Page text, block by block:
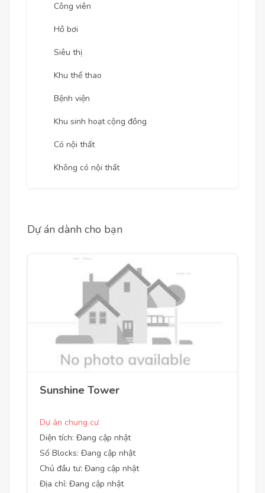
Công viên
Hồ bơi
Siêu thị
Khu thể thao
Bệnh viện
Khu sinh hoạt cộng đồng
Có nội thất
Không có nội thất
Dự án dành cho bạn
Sunshine Tower
Dự án chung cư
Diện tích: Đang cập nhật
Số Blocks: Đang cập nhật
Chủ đầu tư: Đang cập nhật
Địa chỉ: Đang cập nhật